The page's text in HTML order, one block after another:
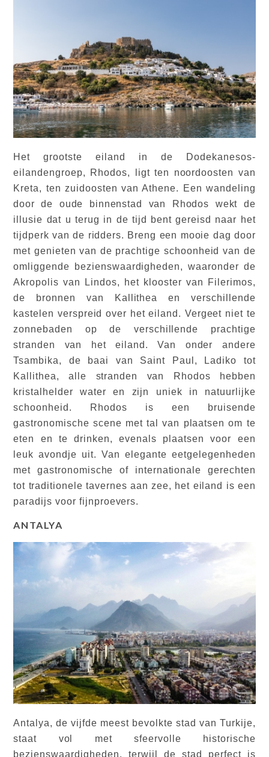
Het grootste eiland in de Dodekanesos-
eilandengroep, Rhodos, ligt ten noordoosten van
Kreta, ten zuidoosten van Athene. Een wandeling
door de oude binnenstad van Rhodos wekt de
illusie dat u terug in de tijd bent gereisd naar het
tijdperk van de ridders. Breng een mooie dag door
met genieten van de prachtige schoonheid van de
omliggende bezienswaardigheden, waaronder de
Akropolis van Lindos, het klooster van Filerimos,
de bronnen van Kallithea en verschillende
kastelen verspreid over het eiland. Vergeet niet te
zonnebaden op de verschillende prachtige
stranden van het eiland. Van onder andere
Tsambika, de baai van Saint Paul, Ladiko tot
Kallithea, alle stranden van Rhodos hebben
kristalhelder water en zijn uniek in natuurlijke
schoonheid. Rhodos is een bruisende
gastronomische scene met tal van plaatsen om te
eten en te drinken, evenals plaatsen voor een
leuk avondje uit. Van elegante eetgelegenheden
met gastronomische of internationale gerechten
tot traditionele tavernes aan zee, het eiland is een
paradijs voor fijnproevers.
ANTALYA
Antalya, de vijfde meest bevolkte stad van Turkije,
staat vol met sfeervolle historische
bezienswaardigheden, terwijl de stad perfect is